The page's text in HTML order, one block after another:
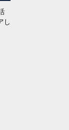
し